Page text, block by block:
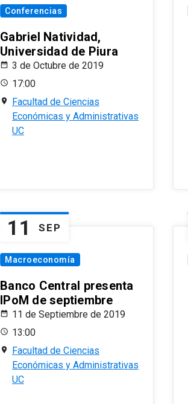
Conferencias
Gabriel Natividad,
Universidad de Piura
3 de Octubre de 2019
17:00
Facultad de Ciencias
Económicas y Administrativas
UC
11 SEP
Macroeconomía
Banco Central presenta
IPoM de septiembre
11 de Septiembre de 2019
13:00
Facultad de Ciencias
Económicas y Administrativas
UC